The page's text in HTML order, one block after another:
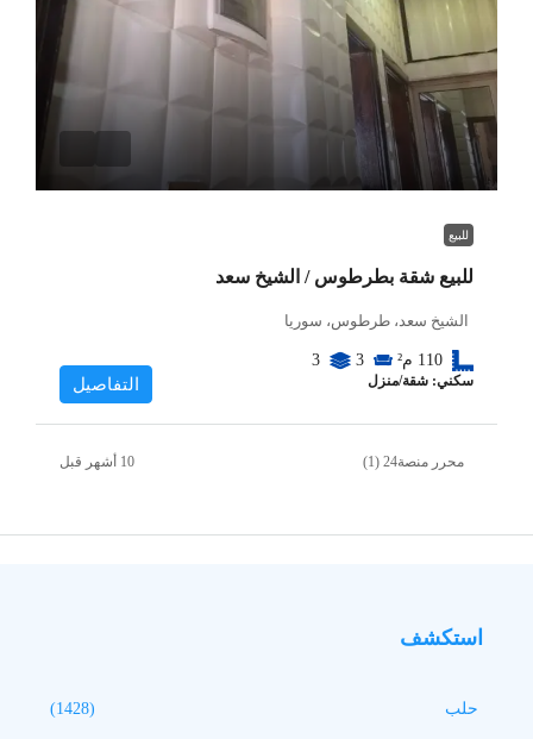
للبيع
للبيع شقة بطرطوس / الشيخ سعد
الشيخ سعد، طرطوس، سوريا
110 م² 3
3
سكني: شقة/منزل التفاصيل
محرر منصة24 (1)
استكشف
حلب (1428)